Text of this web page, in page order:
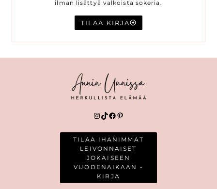
ilman lisättyä valkoista sokeria.
TILAA KIRJA
Instagram
TikTok
Facebook
Pinterest
TILAA IHANIMMAT
LEIVONNAISET
JOKAISEEN
VUODENAIKAAN -
KIRJA